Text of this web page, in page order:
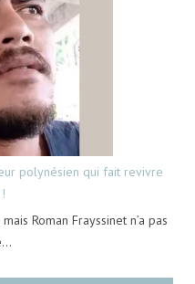
polynésien qui fait revivre
Roman Frayssinet n’a pas